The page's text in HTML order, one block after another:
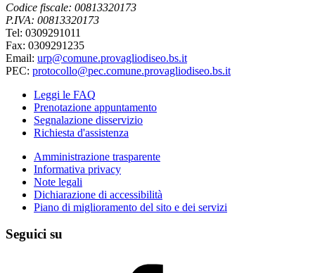
Codice fiscale: 00813320173
P.IVA: 00813320173
Tel: 0309291011
Fax: 0309291235
Email: urp@comune.provagliodiseo.bs.it
PEC: protocollo@pec.comune.provagliodiseo.bs.it
Leggi le FAQ
Prenotazione appuntamento
Segnalazione disservizio
Richiesta d'assistenza
Amministrazione trasparente
Informativa privacy
Note legali
Dichiarazione di accessibilità
Piano di miglioramento del sito e dei servizi
Seguici su